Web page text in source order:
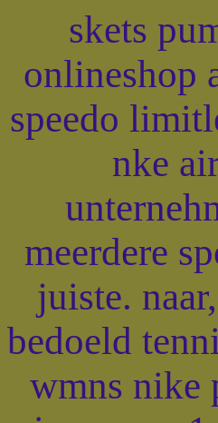
skets
onlineshop
speedo
nke
meerdere
juiste. naar,
bedoeld
wmns nike